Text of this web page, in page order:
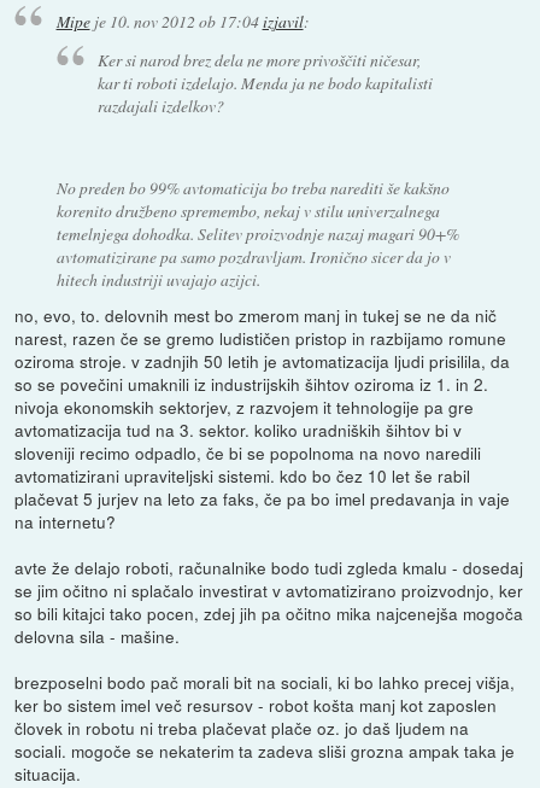
Mipeje 10. nov 2012 ob 17:04izjavil:
Ker si narod brez dela ne more privoščiti ničesar,
kar ti roboti izdelajo. Menda ja ne bodo kapitalisti
razdajali izdelkov?
No preden bo 99% avtomaticija bo treba narediti še kakšno
korenito družbeno spremembo, nekaj v stilu univerzalnega
temelnjega dohodka. Selitev proizvodnje nazaj magari 90+%
avtomatizirane pa samo pozdravljam. Ironično sicer da jo v
hitech industriji uvajajo azijci.
no, evo, to. delovnih mest bo zmerom manj in tukej se ne da nič
narest, razen če se gremo ludističen pristop in razbijamo romune
oziroma stroje. v zadnjih 50 letih je avtomatizacija ljudi prisilila, da
so se povečini umaknili iz industrijskih šihtov oziroma iz 1. in 2.
nivoja ekonomskih sektorjev, z razvojem it tehnologije pa gre
avtomatizacija tud na 3. sektor. koliko uradniških šihtov bi v
sloveniji recimo odpadlo, če bi se popolnoma na novo naredili
avtomatizirani upraviteljski sistemi. kdo bo čez 10 let še rabil
plačevat 5 jurjev na leto za faks, če pa bo imel predavanja in vaje
na internetu?
avte že delajo roboti, računalnike bodo tudi zgleda kmalu - dosedaj
se jim očitno ni splačalo investirat v avtomatizirano proizvodnjo, ker
so bili kitajci tako pocen, zdej jih pa očitno mika najcenejša mogoča
delovna sila - mašine.
brezposelni bodo pač morali bit na sociali, ki bo lahko precej višja,
ker bo sistem imel več resursov - robot košta manj kot zaposlen
človek in robotu ni treba plačevat plače oz. jo daš ljudem na
sociali. mogoče se nekaterim ta zadeva sliši grozna ampak taka je
situacija.